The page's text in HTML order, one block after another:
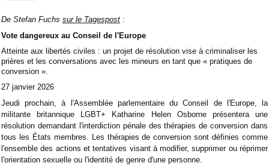
De Stefan Fuchs sur le Tagespost :
Vote dangereux au Conseil de l'Europe
Atteinte aux libertés civiles : un projet de résolution vise à criminaliser les
prières et les conversations avec les mineurs en tant que « pratiques de
conversion ».
27 janvier 2026
Jeudi prochain, à l'Assemblée parlementaire du Conseil de l'Europe, la
militante britannique LGBT+ Katharine Helen Osborne présentera une
résolution demandant l'interdiction pénale des thérapies de conversion dans
tous les États membres. Les thérapies de conversion sont définies comme
l'ensemble des actions et tentatives visant à modifier, supprimer ou réprimer
l'orientation sexuelle ou l'identité de genre d'une personne.